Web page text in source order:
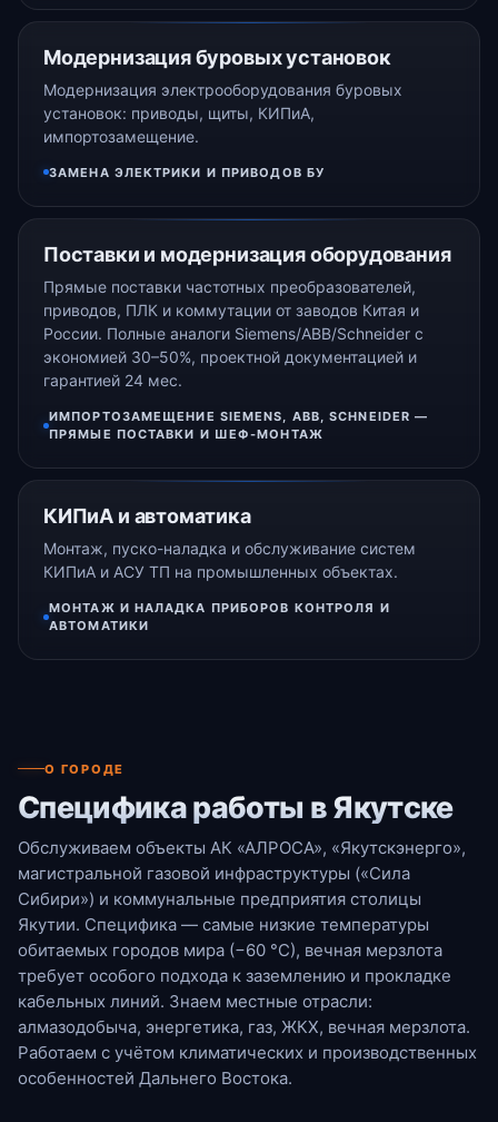
Модернизация буровых установок
Модернизация электрооборудования буровых
установок: приводы, щиты, КИПиА,
импортозамещение.
ЗАМЕНА ЭЛЕКТРИКИ И ПРИВОДОВ БУ
Поставки и модернизация оборудования
Прямые поставки частотных преобразователей,
приводов, ПЛК и коммутации от заводов Китая и
России. Полные аналоги Siemens/ABB/Schneider с
экономией 30–50%, проектной документацией и
гарантией 24 мес.
ИМПОРТОЗАМЕЩЕНИЕ SIEMENS, ABB, SCHNEIDER —
ПРЯМЫЕ ПОСТАВКИ И ШЕФ-МОНТАЖ
КИПиА и автоматика
Монтаж, пуско-наладка и обслуживание систем
КИПиА и АСУ ТП на промышленных объектах.
МОНТАЖ И НАЛАДКА ПРИБОРОВ КОНТРОЛЯ И
АВТОМАТИКИ
О ГОРОДЕ
Специфика работы в Якутске
Обслуживаем объекты АК «АЛРОСА», «Якутскэнерго»,
магистральной газовой инфраструктуры («Сила
Сибири») и коммунальные предприятия столицы
Якутии. Специфика — самые низкие температуры
обитаемых городов мира (−60 °С), вечная мерзлота
требует особого подхода к заземлению и прокладке
кабельных линий. Знаем местные отрасли:
алмазодобыча, энергетика, газ, ЖКХ, вечная мерзлота.
Работаем с учётом климатических и производственных
особенностей Дальнего Востока.